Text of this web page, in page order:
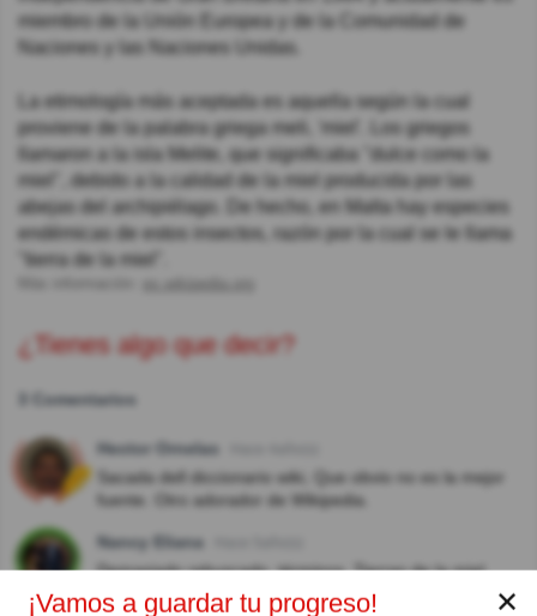
miembro de la Unión Europea y de la Comunidad de
Naciones y las Naciones Unidas.
La etimología más aceptada es aquella según la cual
proviene de la palabra griega meli, 'miel'. Los griegos
llamaron a la isla Melite, que significaba "dulce como la
miel", debido a la calidad de la miel producida por las
abejas del archipiélago. De hecho, en Malta hay especies
endémicas de estos insectos, razón por la cual se le llama
"tierra de la miel".
es.wikipedia.org
¿Tienes algo que decir?
3 Comentarios
Hector Ornelas
Sacada dell diccionario wiki, Que obvio no es la mejor
fuente. Otro adorador de Wikipedia.
Nancy Eliana
Demasiado rebuscado, términos, Tierras de la miel.
✕
¡Vamos a guardar tu progreso!